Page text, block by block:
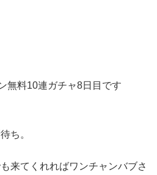
無料10連ガチャ8日目です
ち。
来てくれればワンチャンバブさ